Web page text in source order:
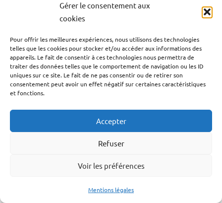
Gérer le consentement aux
cookies
Pour offrir les meilleures expériences, nous utilisons des technologies
telles que les cookies pour stocker et/ou accéder aux informations des
appareils. Le fait de consentir à ces technologies nous permettra de
traiter des données telles que le comportement de navigation ou les ID
uniques sur ce site. Le fait de ne pas consentir ou de retirer son
consentement peut avoir un effet négatif sur certaines caractéristiques
et fonctions.
Accepter
Refuser
Voir les préférences
Mentions légales
autorités, bien qu’elles multiplient les interventions,
peinent à endiguer cette spirale de violence, qui touche
directement les populations locales, souvent prises en
otage dans ces conflits. En conséquence, l’augmentation
des violences liées au trafic de cocaïne devient un
phénomène préoccupant, affectant la sécurité publique
et les équilibres sociaux des territoires concernés.
En 2023, l’augmentation des violences liées au trafic de
drogue a été frappante, alimentée par des rivalités
territoriales et la concurrence féroce entre organisations
comptes, des homicides volontaires, des tentatives de
meurtre, mais aussi des enlèvements et des